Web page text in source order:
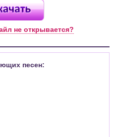
не открывается?
песен: